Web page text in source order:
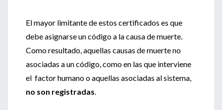
El mayor limitante de estos certificados es que
debe asignarse un código a la causa de muerte.
Como resultado, aquellas causas de muerte no
asociadas a un código, como en las que interviene
el factor humano o aquellas asociadas al sistema,
no son registradas.